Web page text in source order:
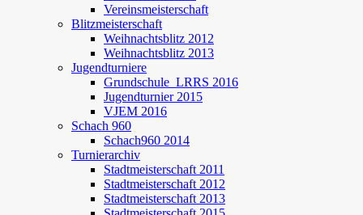
Vereinsmeisterschaft
Blitzmeisterschaft
Weihnachtsblitz 2012
Weihnachtsblitz 2013
Jugendturniere
Grundschule_LRRS 2016
Jugendturnier 2015
VJEM 2016
Schach 960
Schach960 2014
Turnierarchiv
Stadtmeisterschaft 2011
Stadtmeisterschaft 2012
Stadtmeisterschaft 2013